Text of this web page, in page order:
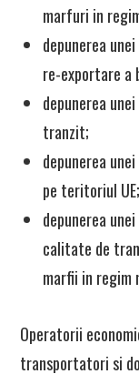
marfuri in
depunerea
re-exportare a
depunerea
tranzit;
depunerea
pe teritoriul UE;
depunerea
calitate de
marfii in regim
Operatorii
transportatori si